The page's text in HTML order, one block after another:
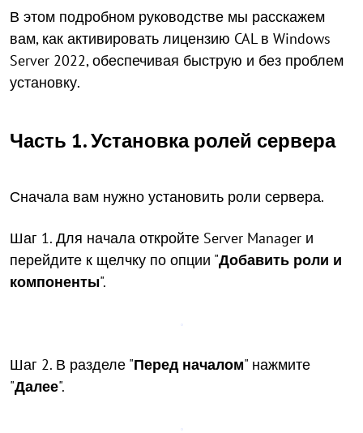
В этом подробном руководстве мы расскажем
вам, как активировать лицензию CAL в Windows
Server 2022, обеспечивая быструю и без проблем
установку.
Часть 1. Установка ролей сервера
Сначала вам нужно установить роли сервера.
Шаг 1. Для начала откройте Server Manager и
перейдите к щелчку по опции "Добавить роли и
компоненты".
Шаг 2. В разделе "Перед началом" нажмите
"Далее".